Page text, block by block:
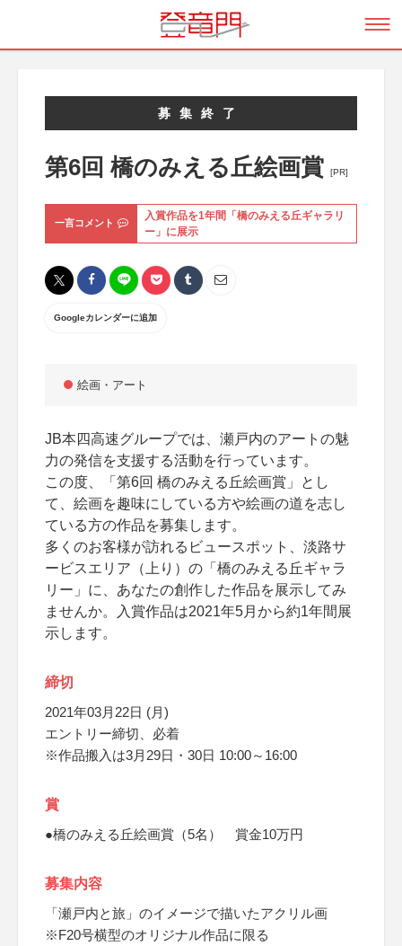
募集終了
第6回 橋のみえる丘絵画賞 [PR]
一言コメント
入賞作品を1年間「橋のみえる丘ギャラリ
ー」に展示
Googleカレンダーに追加
絵画・アート
JB本四高速グループでは、瀬戸内のアートの魅
力の発信を支援する活動を行っています。
この度、「第6回 橋のみえる丘絵画賞」とし
て、絵画を趣味にしている方や絵画の道を志し
ている方の作品を募集します。
多くのお客様が訪れるビュースポット、淡路サ
ービスエリア（上り）の「橋のみえる丘ギャラ
リー」に、あなたの創作した作品を展示してみ
ませんか。入賞作品は2021年5月から約1年間展
示します。
締切
2021年03月22日 (月)
エントリー締切、必着
※作品搬入は3月29日・30日 10:00～16:00
賞
●橋のみえる丘絵画賞（5名） 賞金10万円
募集内容
「瀬戸内と旅」のイメージで描いたアクリル画
※F20号横型のオリジナル作品に限る